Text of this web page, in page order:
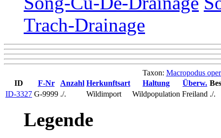
Trach-Drainage
Taxon: Macropodus
ID
F-Nr Anzahl Herkunftsart Haltung Überw.
ID-3327 G-9999 ./. Wildimport Wildpopulation Freiland ./.
Legende